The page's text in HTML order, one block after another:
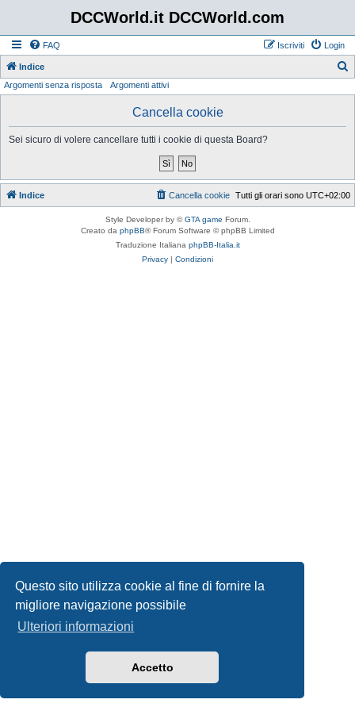
Questo sito utilizza cookie al fine di fornire la
migliore navigazione possibile
Ulteriori informazioni
Accetto
DCCWorld.it DCCWorld.com
FAQ Login
Iscriviti
Indice
Argomenti senza risposta Argomenti attivi
Cancella cookie
Sei sicuro di volere cancellare tutti i cookie di questa Board?
Indice Tutti gli orari sono UTC+02:00
Cancella cookie
Style Developer by ©GTA game Forum.
Creato da phpBB® Forum Software © phpBB Limited
Traduzione Italiana phpBB-Italia.it
Privacy | Condizioni